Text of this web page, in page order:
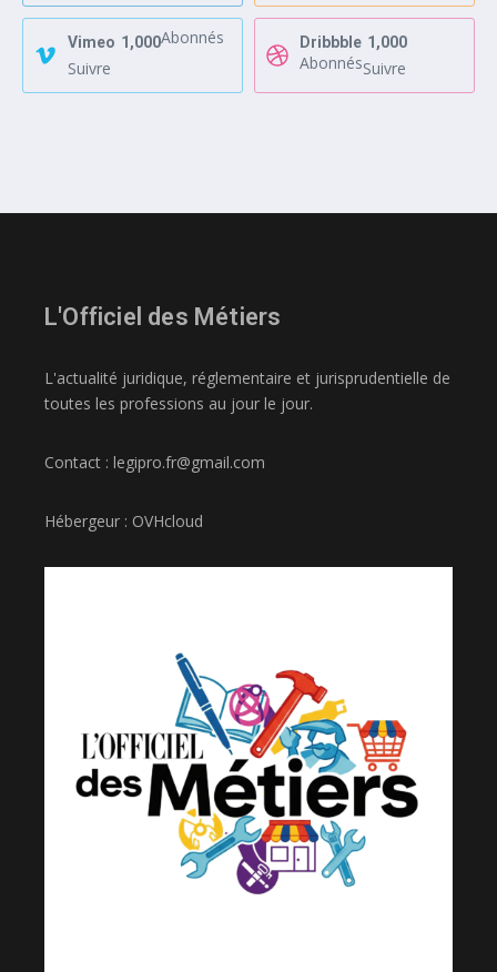
Vimeo 1,000Abonnés
Suivre
Dribbble 1,000
AbonnésSuivre
L'Officiel des Métiers
L'actualité juridique, réglementaire et jurisprudentielle de
toutes les professions au jour le jour.
Contact : legipro.fr@gmail.com
Hébergeur : OVHcloud